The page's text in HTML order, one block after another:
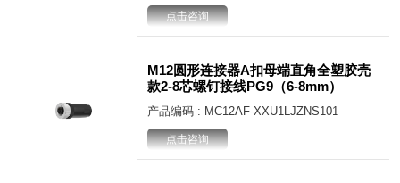
点击咨询
M12圆形连接器A扣母端直角全塑胶壳
款2-8芯螺钉接线PG9（6-8mm）
产品编码 : MC12AF-XXU1LJZNS101
点击咨询